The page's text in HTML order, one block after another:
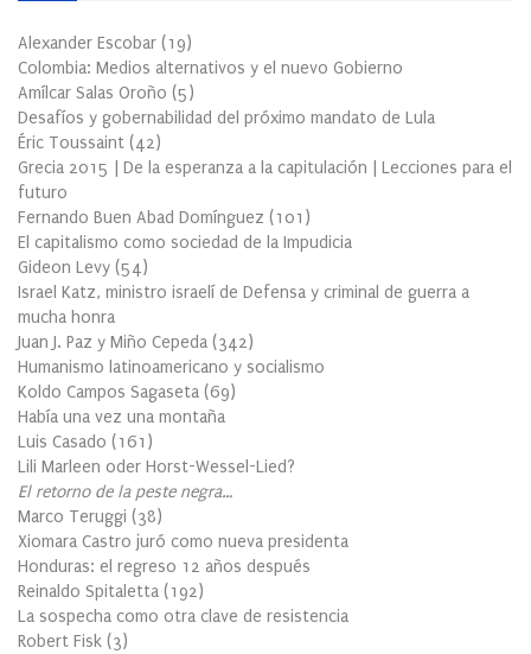
Alexander Escobar (19)
Colombia: Medios alternativos y el nuevo Gobierno
Amílcar Salas Oroño (5)
Desafíos y gobernabilidad del próximo mandato de Lula
Éric Toussaint (42)
Grecia 2015 | De la esperanza a la capitulación | Lecciones para el
futuro
Fernando Buen Abad Domínguez (101 )
El capitalismo como sociedad de la Impudicia
Gideon Levy (54)
Israel Katz, ministro israelí de Defensa y criminal de guerra a
mucha honra
Juan J. Paz y Miño Cepeda (342)
Humanismo latinoamericano y socialismo
Koldo Campos Sagaseta (69)
Había una vez una montaña
Luis Casado (161 )
Lili Marleen oder Horst-Wessel-Lied?
El retorno de la peste negra…
Marco Teruggi (38)
Xiomara Castro juró como nueva presidenta
Honduras: el regreso 12 años después
Reinaldo Spitaletta (192)
La sospecha como otra clave de resistencia
Robert Fisk (3)